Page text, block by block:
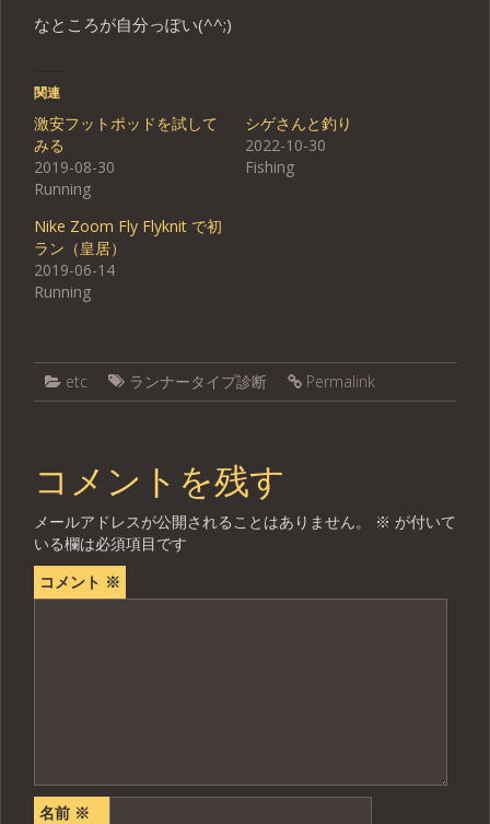
なところが自分っぽい(^^;)
関連
激安フットポッドを試して
みる
2019-08-30
Running
シゲさんと釣り
2022-10-30
Fishing
Nike Zoom Fly Flyknit で初
ラン（皇居）
2019-06-14
Running
etc ランナータイプ診断 Permalink
コメントを残す
メールアドレスが公開されることはありません。 ※ が付いて
いる欄は必須項目です
コメント ※
名前 ※